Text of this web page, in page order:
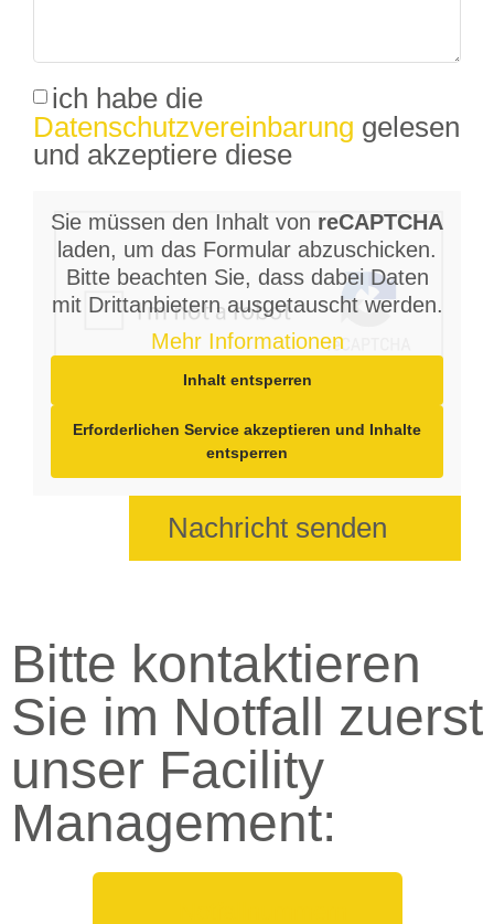
ich habe die
Datenschutzvereinbarung gelesen
und akzeptiere diese
Sie müssen den Inhalt von reCAPTCHA
laden, um das Formular abzuschicken.
Bitte beachten Sie, dass dabei Daten
mit Drittanbietern ausgetauscht werden.
Mehr Informationen
Inhalt entsperren
Erforderlichen Service akzeptieren und Inhalte
entsperren
Nachricht senden
Bitte kontaktieren
Sie im Notfall zuerst
unser Facility
Management: